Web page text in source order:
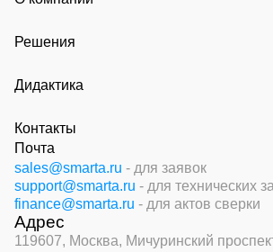
Решения
Дидактика
Контакты
Почта
sales@smarta.ru - для заявок
support@smarta.ru - для технических
finance@smarta.ru - для актов сверки
Адрес
119607, Москва, Мичуринский